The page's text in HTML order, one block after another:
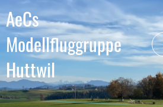
AeCs
Modellfluggruppe
Huttwil